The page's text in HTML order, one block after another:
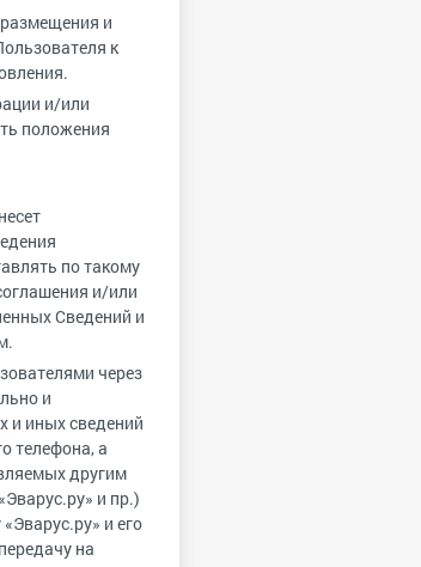
и
к
и/или
положения
по такому
и/или
Сведений и
через
и
и иных сведений
телефона, а
другим
и пр.)
и его
на